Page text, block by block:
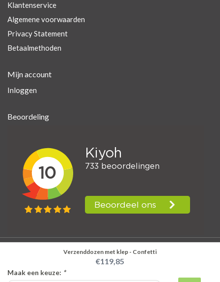
Verzenddozen met klep - Confetti
€119,85
Maak een keuze: *
Klantenservice
Algemene voorwaarden
Privacy Statement
Betaalmethoden
Mijn account
Inloggen
Beoordeling
© Kerklau Shop Supplies